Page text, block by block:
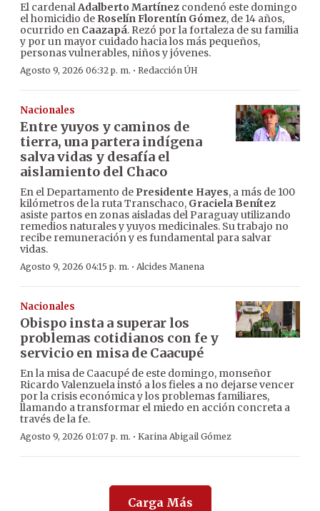
El cardenalAdalberto Martínez condenó este domingo
el homicidio de Roselín Florentín Gómez, de 14 años,
ocurrido en Caazapá. Rezó por la fortaleza de su familia
y por un mayor cuidado hacia los más pequeños,
personas vulnerables, niños y jóvenes.
Agosto 9, 2026 06:32 p. m. · Redacción ÚH
Nacionales
Entre yuyos y caminos de
tierra, una partera indígena
salva vidas y desafía el
aislamiento del Chaco
En el Departamento de Presidente Hayes, a más de 100
kilómetros de la ruta Transchaco, Graciela Benítez
asiste partos en zonas aisladas del Paraguay utilizando
remedios naturales y yuyos medicinales. Su trabajo no
recibe remuneración y es fundamental para salvar
vidas.
Agosto 9, 2026 04:15 p. m. · Alcides Manena
Nacionales
Obispo insta a superar los
problemas cotidianos con fe y
servicio en misa de Caacupé
En la misa de Caacupé de este domingo, monseñor
Ricardo Valenzuela instó a los fieles a no dejarse vencer
por la crisis económica y los problemas familiares,
llamando a transformar el miedo en acción concreta a
través de la fe.
Agosto 9, 2026 01:07 p. m. · Karina Abigail Gómez
Carga Más